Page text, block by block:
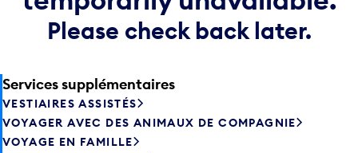
Please check back later.
Services supplémentaires
VESTIAIRES ASSISTÉS
VOYAGER AVEC DES ANIMAUX DE COMPAGNIE
VOYAGE EN FAMILLE